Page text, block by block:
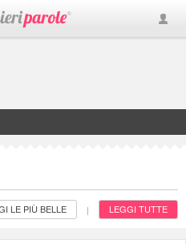
LE PIÙ BELLE | LEGGI TUTTE